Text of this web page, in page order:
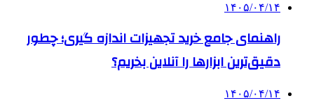
۱۴۰۵/۰۴/۱۴
راهنمای جامع خرید تجهیزات اندازه گیری؛ چطور
دقیق‌ترین ابزارها را آنلاین بخریم؟
۱۴۰۵/۰۴/۱۴